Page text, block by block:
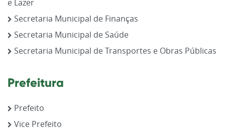
e Lazer
Secretaria Municipal de Finanças
Secretaria Municipal de Saúde
Secretaria Municipal de Transportes e Obras Públicas
Prefeitura
Prefeito
Vice Prefeito